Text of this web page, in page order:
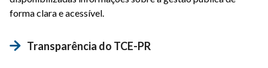
forma clara e acessível.
Transparência do TCE-PR